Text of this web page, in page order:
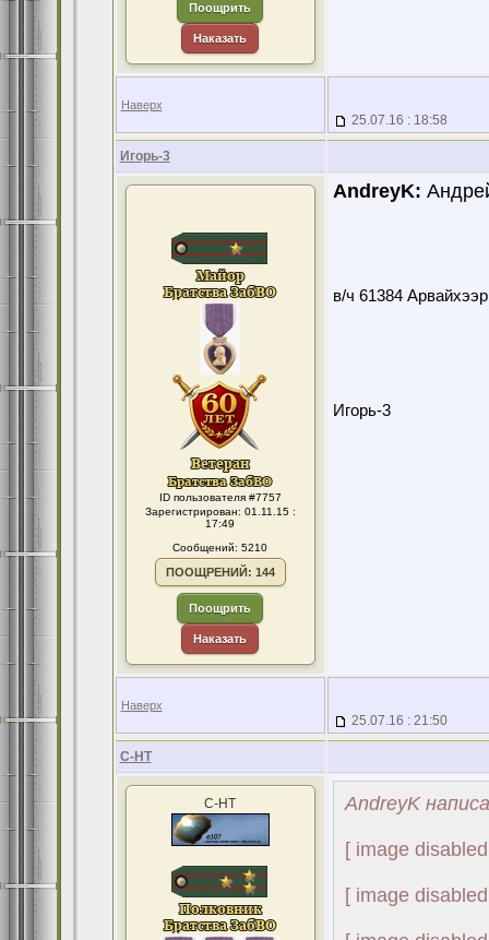
Поощрить
Наказать
Наверх
25.07.16 : 18:58
Игорь-3
ID пользователя #7757
Зарегистрирован: 01.11.15 :
17:49
Сообщений: 5210
ПООЩРЕНИЙ: 144
Поощрить
Наказать
AndreyK:
в/ч 61384
Игорь-3
Наверх
25.07.16 : 21:50
С-НТ
С-НТ AndreyK
[ image
[ image